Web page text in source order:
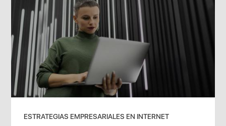
ESTRATEGIAS EMPRESARIALES EN INTERNET